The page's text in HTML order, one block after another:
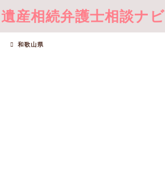
遺産相続弁護士相談ナビ
和歌山県